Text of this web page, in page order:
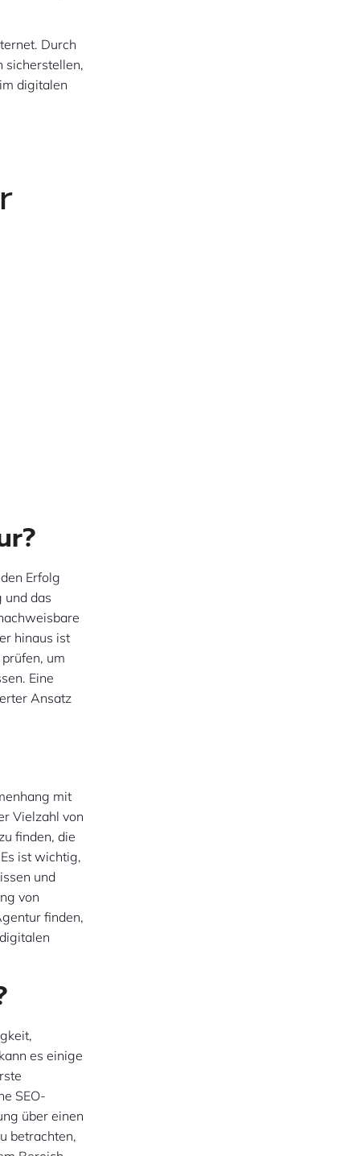
Durch
sicherstellen,
digitalen
Erfolg
und das
hinaus ist
um
Eine
Ansatz
mit
Vielzahl von
finden, die
ist wichtig,
und
von
finden,
es einige
SEO-
über einen
betrachten,